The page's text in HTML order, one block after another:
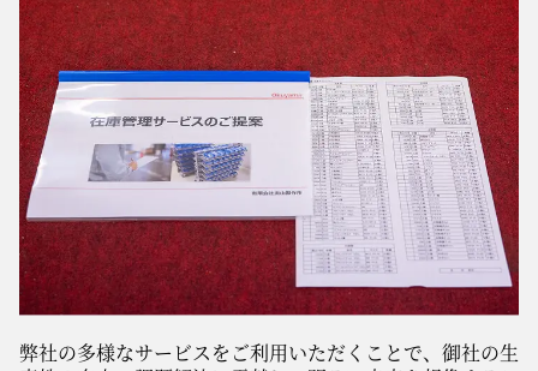
弊社の多様なサービスをご利用いただくことで、御社の生